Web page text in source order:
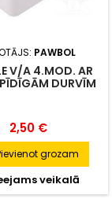
PAWBOL
V/A 4.MOD. AR
DURVĪM
Cena
2,50 €
grozam
veikalā